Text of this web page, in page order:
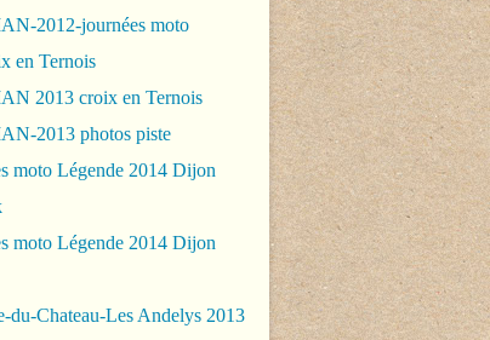
2012-journées moto
en Ternois
2013 croix en Ternois
2013 photos piste
moto Légende 2014 Dijon
moto Légende 2014 Dijon
du-Chateau-Les Andelys 2013